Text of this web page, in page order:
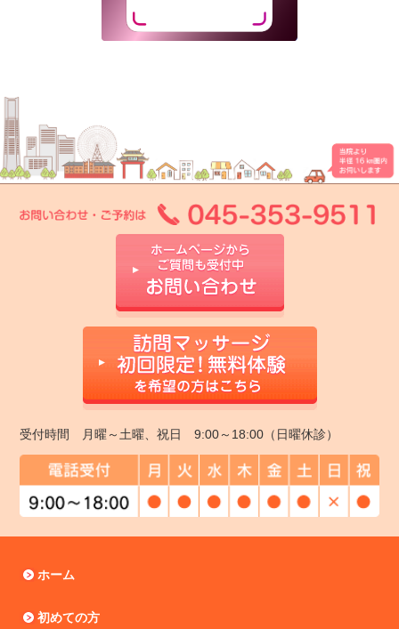
受付時間 月曜～土曜、祝日 9:00～18:00（日曜休診）
ホーム
初めての方